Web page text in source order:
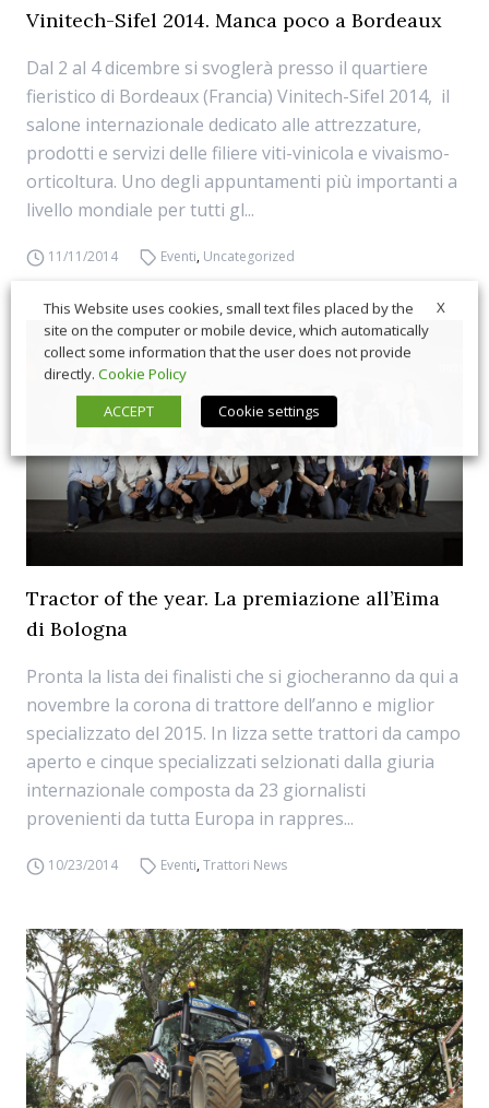
Vinitech-Sifel 2014. Manca poco a Bordeaux
Dal 2 al 4 dicembre si svoglerà presso il quartiere
fieristico di Bordeaux (Francia) Vinitech-Sifel 2014, il
salone internazionale dedicato alle attrezzature,
prodotti e servizi delle filiere viti-vinicola e vivaismo-
orticoltura. Uno degli appuntamenti più importanti a
livello mondiale per tutti gl...
11/11/2014 Eventi, Uncategorized
Tractor of the year. La premiazione all’Eima
di Bologna
Pronta la lista dei finalisti che si giocheranno da qui a
novembre la corona di trattore dell’anno e miglior
specializzato del 2015. In lizza sette trattori da campo
aperto e cinque specializzati selzionati dalla giuria
internazionale composta da 23 giornalisti
provenienti da tutta Europa in rappres...
10/23/2014 Eventi,Trattori News
X
This Website uses cookies, small text files placed by the
site on the computer or mobile device, which automatically
collect some information that the user does not provide
directly. Cookie Policy
ACCEPT
Cookie settings